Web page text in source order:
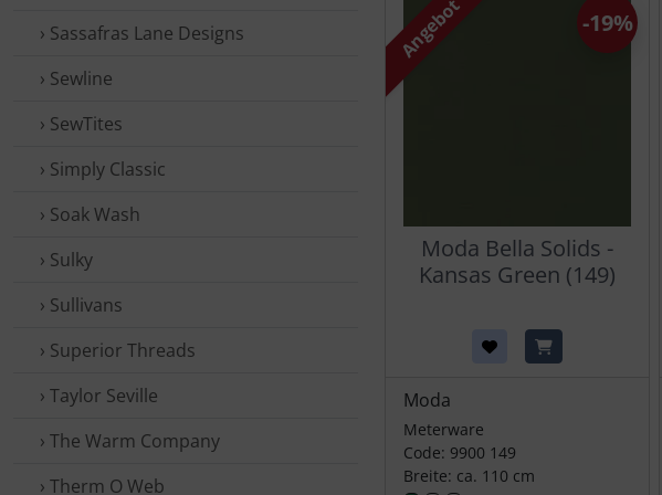
› Sassafras Lane Designs
› Sewline
› SewTites
› Simply Classic
› Soak Wash
› Sulky
› Sullivans
› Superior Threads
› Taylor Seville
› The Warm Company
› Therm O Web
Angebot
Moda Bella Solids -
Kansas Green (149)
Moda
Meterware
Code: 9900 149
Breite: ca. 110 cm
-19%